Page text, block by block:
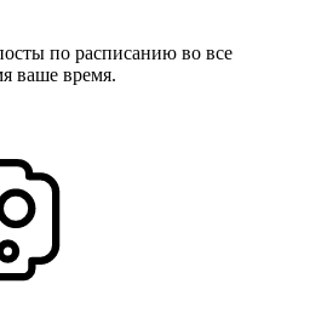
по расписанию во все
ваше время.